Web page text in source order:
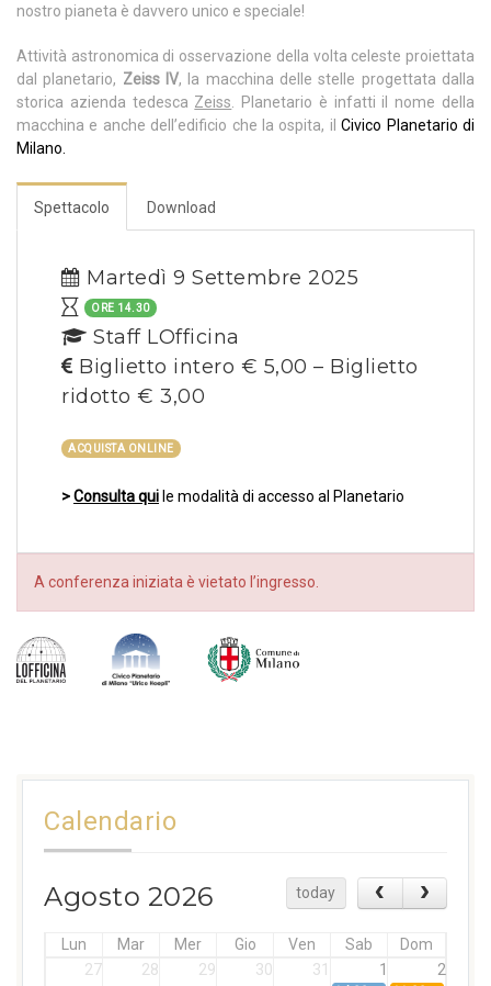
nostro pianeta è davvero unico e speciale!
Attività astronomica di osservazione della volta celeste proiettata
dal planetario, Zeiss IV, la macchina delle stelle progettata dalla
storica azienda tedesca Zeiss. Planetario è infatti il nome della
macchina e anche dell’edificio che la ospita, ilCivico Planetario di
Milano.
Spettacolo Download
Martedì 9 Settembre 2025
ORE 14.30
Staff LOfficina
Biglietto intero € 5,00 – Biglietto
ridotto € 3,00
ACQUISTA ONLINE
>Consulta qui le modalità di accesso al Planetario
A conferenza iniziata è vietato l’ingresso.
Calendario
Agosto 2026 today
Lun Mar Mer Gio Ven Sab
Dom
27
28 29 30 31 1 2